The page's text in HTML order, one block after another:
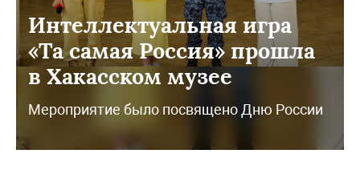
Интеллектуальная игра
«Та самая Россия» прошла
в Хакасском музее
Мероприятие было посвящено Дню России